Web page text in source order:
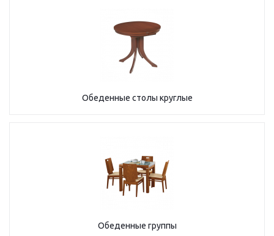
Обеденные столы круглые
Обеденные группы